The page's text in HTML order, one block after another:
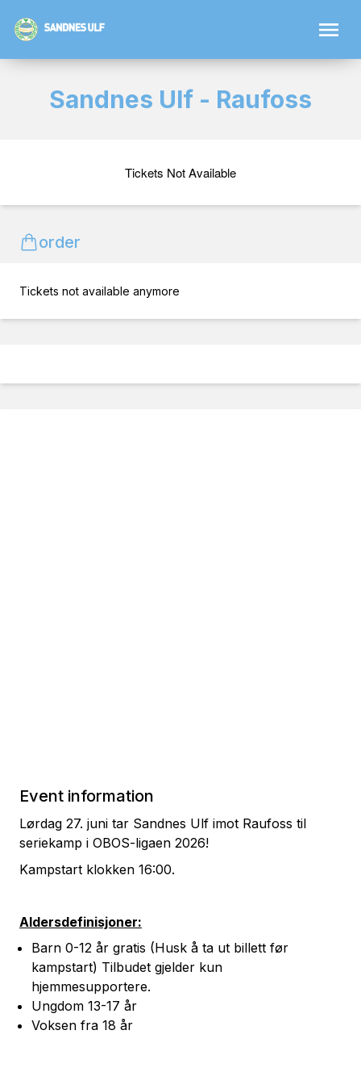
Sandnes Ulf - Raufoss
Tickets Not Available
order
Tickets not available anymore
Event information
Lørdag 27. juni tar Sandnes Ulf imot Raufoss til
seriekamp i OBOS-ligaen 2026!
Kampstart klokken 16:00.
Aldersdefinisjoner:
Barn 0-12 år gratis (Husk å ta ut billett før
kampstart) Tilbudet gjelder kun
hjemmesupportere.
Ungdom 13-17 år
Voksen fra 18 år